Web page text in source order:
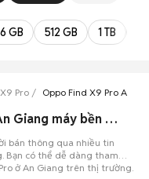
GB 512 GB 1 TB
Pro Oppo Find X9 Pro An
Điện thoại Oppo Find X9 Pro ở An Giang máy bền đẹp
bán thông qua nhiều tin
Bạn có thể dễ dàng tham
ở An Giang trên thị trường.